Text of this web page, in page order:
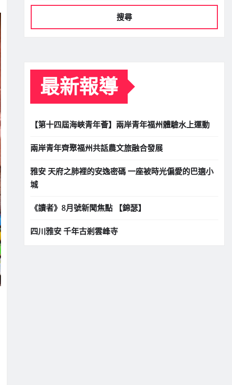
搜尋
最新報導
【第十四屆海峽青年薈】兩岸青年福州體驗水上運動
兩岸青年齊聚福州共話農文旅融合發展
雅安 天府之肺裡的安逸密碼 一座被時光偏愛的巴適小
城
《讀者》8月號新聞焦點 【錦瑟】
四川雅安 千年古剎雲峰寺